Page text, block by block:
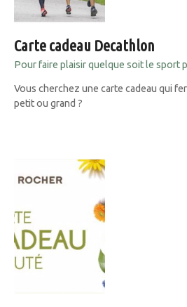
Carte cadeau Decathlon
Pour faire plaisir quelque soit le sport
Vous cherchez une carte cadeau qui
petit ou grand ?